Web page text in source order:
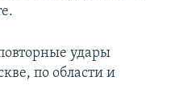
удары
по области и